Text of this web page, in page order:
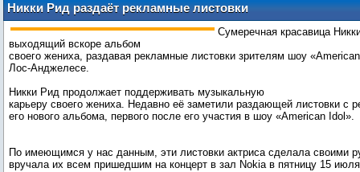
Никки Рид раздаёт рекламные листовки
в поддержку нового альбома Пола
МакДональда
Сумеречная красавица
выходящий вскоре альбом
своего жениха, раздавая рекламные листовки зрителям шоу
Лос-Анджелесе.
Никки Рид продолжает поддерживать музыкальную
карьеру своего жениха. Недавно её заметили раздающей листовки с
его нового альбома, первого после его участия в шоу «American Idol».
По имеющимся у нас данным, эти листовки актриса сделала своими
вручала их всем пришедшим на концерт в зал Nokia в пятницу 15